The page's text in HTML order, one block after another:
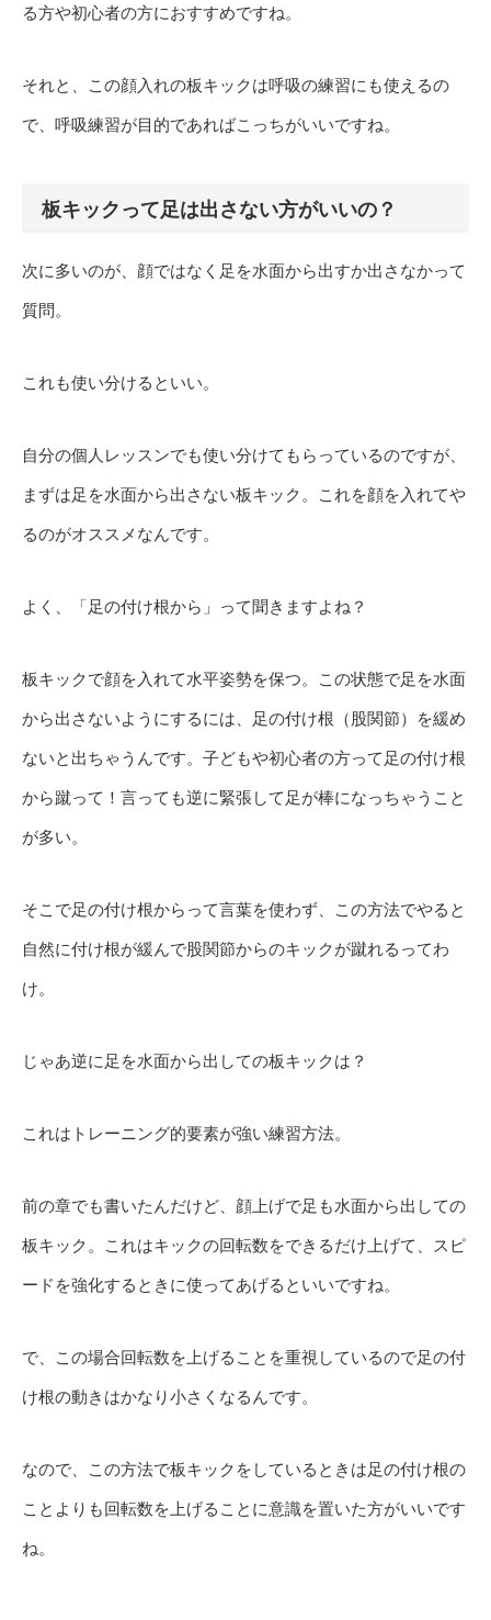
る方や初心者の方におすすめですね。
それと、この顔入れの板キックは呼吸の練習にも使えるの
で、呼吸練習が目的であればこっちがいいですね。
板キックって足は出さない方がいいの？
次に多いのが、顔ではなく足を水面から出すか出さなかって
質問。
これも使い分けるといい。
自分の個人レッスンでも使い分けてもらっているのですが、
まずは足を水面から出さない板キック。これを顔を入れてや
るのがオススメなんです。
よく、「足の付け根から」って聞きますよね？
板キックで顔を入れて水平姿勢を保つ。この状態で足を水面
から出さないようにするには、足の付け根（股関節）を緩め
ないと出ちゃうんです。子どもや初心者の方って足の付け根
から蹴って！言っても逆に緊張して足が棒になっちゃうこと
が多い。
そこで足の付け根からって言葉を使わず、この方法でやると
自然に付け根が緩んで股関節からのキックが蹴れるってわ
け。
じゃあ逆に足を水面から出しての板キックは？
これはトレーニング的要素が強い練習方法。
前の章でも書いたんだけど、顔上げで足も水面から出しての
板キック。これはキックの回転数をできるだけ上げて、スピ
ードを強化するときに使ってあげるといいですね。
で、この場合回転数を上げることを重視しているので足の付
け根の動きはかなり小さくなるんです。
なので、この方法で板キックをしているときは足の付け根の
ことよりも回転数を上げることに意識を置いた方がいいです
ね。